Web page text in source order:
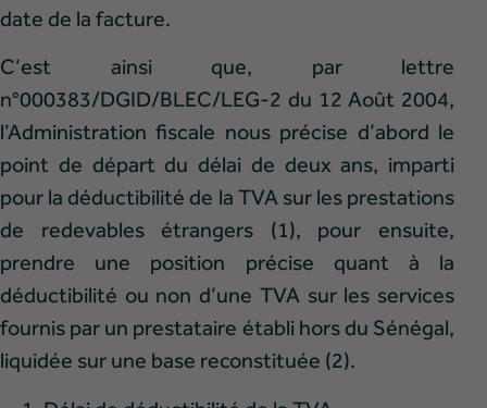
date de la facture.
C’est ainsi que, par lettre
n°000383/DGID/BLEC/LEG-2 du 12 Août 2004,
l’Administration fiscale nous précise d’abord le
point de départ du délai de deux ans, imparti
pour la déductibilité de la TVA sur les prestations
de redevables étrangers (1), pour ensuite,
prendre une position précise quant à la
déductibilité ou non d’une TVA sur les services
fournis par un prestataire établi hors du Sénégal,
liquidée sur une base reconstituée (2).